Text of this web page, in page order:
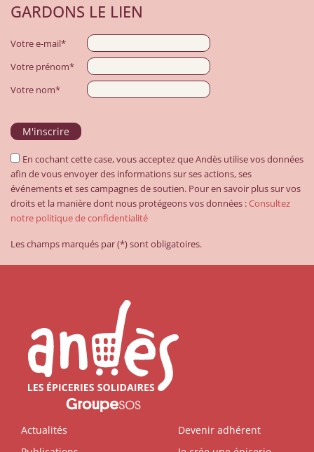
GARDONS LE LIEN
Votre e-mail*
Votre prénom*
Votre nom*
En cochant cette case, vous acceptez que Andès utilise vos données
afin de vous envoyer des informations sur ses actions, ses
événements et ses campagnes de soutien. Pour en savoir plus sur vos
droits et la manière dont nous protégeons vos données :Consultez
notre politique de confidentialité
Les champs marqués par (*) sont obligatoires.
Actualités
Devenir adhérent